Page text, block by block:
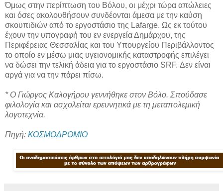
Όμως στην περίπτωση του Βόλου, οι μέχρι τώρα απώλειες
και όσες ακολουθήσουν συνδέονται άμεσα με την καύση
σκουπιδιών από το εργοστάσιο της Lafarge. Ως εκ τούτου
έχουν την υπογραφή του εν ενεργεία Δημάρχου, της
Περιφέρειας Θεσσαλίας και του Υπουργείου Περιβάλλοντος
το οποίο εν μέσω μιας υγειονομικής καταστροφής επιλέγει
να δώσει την τελική άδεια για το εργοστάσιο SRF. Δεν είναι
αργά για να την πάρει πίσω.
* Ο Γιώργος Καλογήρου γεννήθηκε στον Βόλο. Σπούδασε
φιλολογία και ασχολείται ερευνητικά με τη μεταπολεμική
λογοτεχνία.
Πηγή: ΚΟΣΜΟΔΡΟΜΙΟ